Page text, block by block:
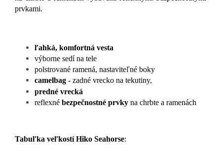
prvkami.
ľahká, komfortná vesta
výborne sedí na tele
polstrované ramená, nastaviteľné boky
camelbag - zadné vrecko na tekutiny,
predné vrecká
reflexné bezpečnostné prvky na chrbte a ramenách
Tabuľka veľkostí Hiko Seahorse: